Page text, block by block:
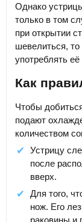
Однако
только в том
при открытии
шевелиться, то
употреблять
Как
Чтобы
подают
количеством
Устрицу
после
вверх.
Для того,
нож. Его
раковины и